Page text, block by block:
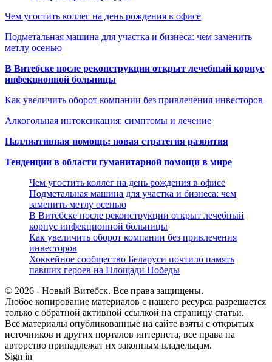
Чем угостить коллег на день рождения в офисе
Подметальная машина для участка и бизнеса: чем заменить
метлу осенью
В Витебске после реконструкции открыт лечебный корпус
инфекционной больницы
Как увеличить оборот компании без привлечения инвесторов
Алкогольная интоксикация: симптомы и лечение
Паллиативная помощь: новая стратегия развития
Тенденции в области гуманитарной помощи в мире
Чем угостить коллег на день рождения в офисе
Подметальная машина для участка и бизнеса: чем
заменить метлу осенью
В Витебске после реконструкции открыт лечебный
корпус инфекционной больницы
Как увеличить оборот компании без привлечения
инвесторов
Хоккейное сообщество Беларуси почтило память
павших героев на Площади Победы
© 2026 - Новый Витебск. Все права защищены.
Любое копирование материалов с нашего ресурса разрешается
только с обратной активной ссылкой на страницу статьи.
Все материалы опубликованные на сайте взяты с открытых
источников и других порталов интернета, все права на
авторство принадлежат их законным владельцам.
Sign in